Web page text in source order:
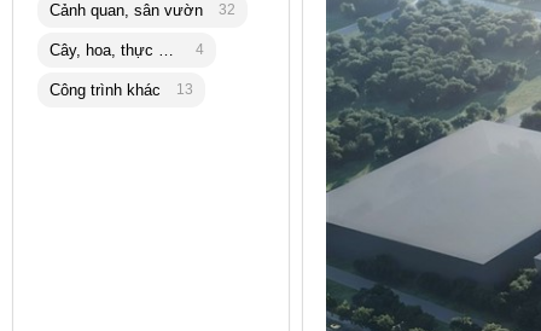
Cảnh quan, sân vườn 32
Cây, hoa, thực vật 4
Công trình khác 13